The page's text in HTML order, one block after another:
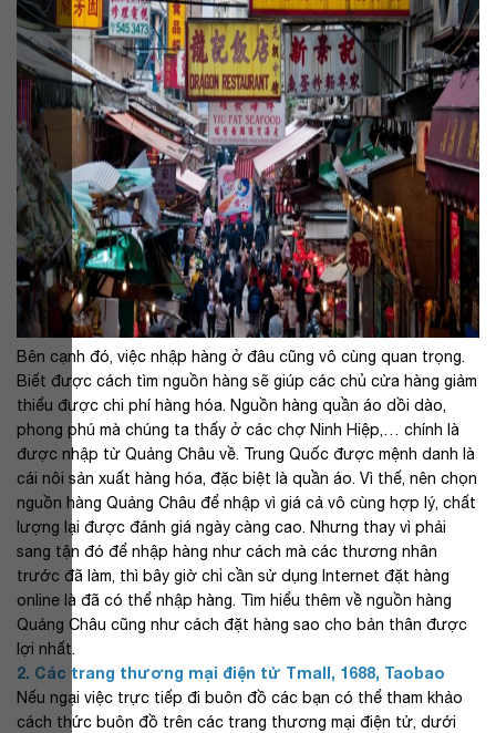
Bên cạnh đó, việc nhập hàng ở đâu cũng vô cùng quan trọng.
Biết được cách tìm nguồn hàng sẽ giúp các chủ cửa hàng giảm
thiểu được chi phí hàng hóa. Nguồn hàng quần áo dồi dào,
phong phú mà chúng ta thấy ở các chợ Ninh Hiệp,… chính là
được nhập từ Quảng Châu về. Trung Quốc được mệnh danh là
cái nôi sản xuất hàng hóa, đặc biệt là quần áo. Vì thế, nên chọn
nguồn hàng Quảng Châu để nhập vì giá cả vô cùng hợp lý, chất
lượng lại được đánh giá ngày càng cao. Nhưng thay vì phải
sang tận đó để nhập hàng như cách mà các thương nhân
trước đã làm, thì bây giờ chỉ cần sử dụng Internet đặt hàng
online là đã có thể nhập hàng. Tìm hiểu thêm về nguồn hàng
Quảng Châu cũng như cách đặt hàng sao cho bản thân được
lợi nhất.
2. Các trang thương mại điện tử Tmall, 1688, Taobao
Nếu ngại việc trực tiếp đi buôn đồ các bạn có thể tham khảo
cách thức buôn đồ trên các trang thương mại điện tử, dưới